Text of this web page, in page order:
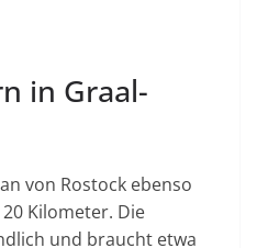
in Graal-
von Rostock ebenso
Kilometer. Die
und braucht etwa